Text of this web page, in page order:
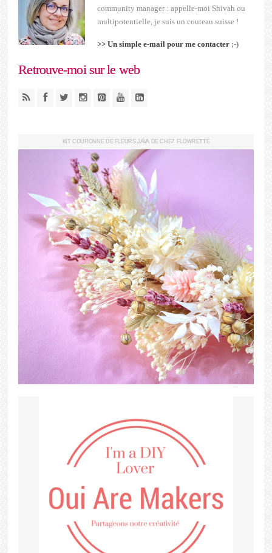
community manager : appelle-moi Shivah ou
multipotentielle, je suis un couteau suisse !
>> Un simple e-mail pour me contacter ;-)
Retrouve-moi sur le web
KIT COURONNE DE FLEURS JAVA DE CHEZ FLOWRETTE